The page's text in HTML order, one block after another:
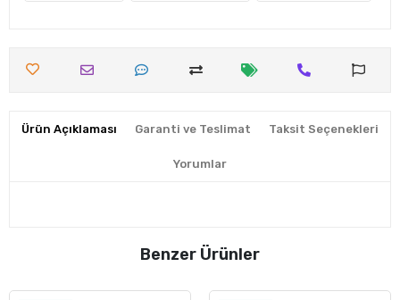
Ürün Açıklaması Garanti ve Teslimat Taksit Seçenekleri
Yorumlar
Benzer Ürünler